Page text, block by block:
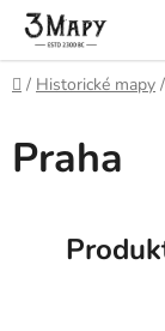
Přejít
obsah
Domů
/ Historické mapy /
Praha